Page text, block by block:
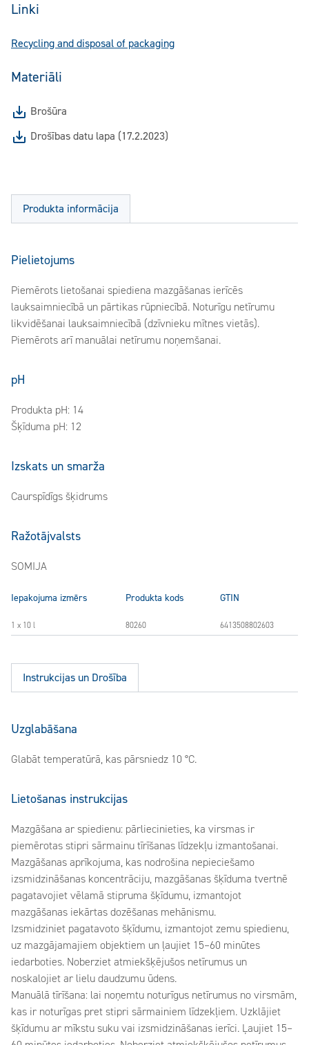
Linki
Recycling and disposal of packaging
Materiāli
Brošūra
Drošības datu lapa (17.2.2023)
Produkta informācija
Pielietojums
Piemērots lietošanai spiediena mazgāšanas ierīcēs
lauksaimniecībā un pārtikas rūpniecībā. Noturīgu netīrumu
likvidēšanai lauksaimniecībā (dzīvnieku mītnes vietās).
Piemērots arī manuālai netīrumu noņemšanai.
pH
Produkta pH: 14
Šķīduma pH: 12
Izskats un smarža
Caurspīdīgs šķidrums
Ražotājvalsts
SOMIJA
Iepakojuma izmērs Produkta kods GTIN
1 x 10 l 80260 6413508802603
Instrukcijas un Drošība
Uzglabāšana
Glabāt temperatūrā, kas pārsniedz 10 °C.
Lietošanas instrukcijas
Mazgāšana ar spiedienu: pārliecinieties, ka virsmas ir
piemērotas stipri sārmainu tīrīšanas līdzekļu izmantošanai.
Mazgāšanas aprīkojuma, kas nodrošina nepieciešamo
izsmidzināšanas koncentrāciju, mazgāšanas šķīduma tvertnē
pagatavojiet vēlamā stipruma šķīdumu, izmantojot
mazgāšanas iekārtas dozēšanas mehānismu.
Izsmidziniet pagatavoto šķīdumu, izmantojot zemu spiedienu,
uz mazgājamajiem objektiem un ļaujiet 15–60 minūtes
iedarboties. Noberziet atmiekšķējušos netīrumus un
noskalojiet ar lielu daudzumu ūdens.
Manuālā tīrīšana: lai noņemtu noturīgus netīrumus no virsmām,
kas ir noturīgas pret stipri sārmainiem līdzekļiem. Uzklājiet
šķīdumu ar mīkstu suku vai izsmidzināšanas ierīci. Ļaujiet 15–